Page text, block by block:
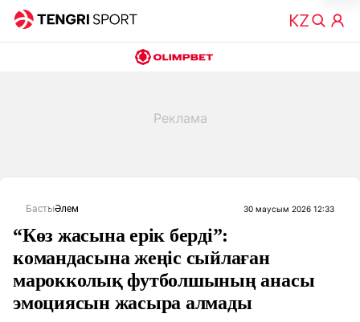
БастыӘлем 30 маусым 2026 12:33
“Көз жасына ерік берді”:
командасына жеңіс сыйлаған
марокколық футболшының анасы
эмоциясын жасыра алмады